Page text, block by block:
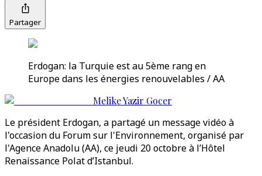
Partager
Erdogan: la Turquie est au 5ème rang en
Europe dans les énergies renouvelables / AA
Melike Yazir Gocer
Le président Erdogan, a partagé un message vidéo à
l'occasion du Forum sur l'Environnement, organisé par
l'Agence Anadolu (AA), ce jeudi 20 octobre à l’Hôtel
Renaissance Polat d’Istanbul.